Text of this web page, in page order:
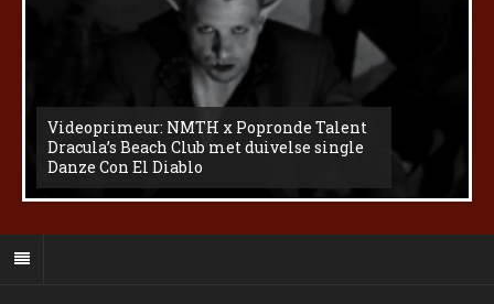
Videoprimeur: NMTH x Popronde Talent
Dracula’s Beach Club met duivelse single
Danze Con El Diablo